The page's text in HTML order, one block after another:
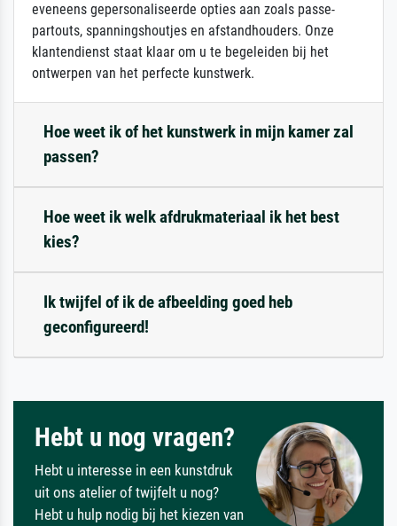
eveneens gepersonaliseerde opties aan zoals passe-
partouts, spanningshoutjes en afstandhouders. Onze
klantendienst staat klaar om u te begeleiden bij het
ontwerpen van het perfecte kunstwerk.
Hoe weet ik of het kunstwerk in mijn kamer zal
passen?
Hoe weet ik welk afdrukmateriaal ik het best
kies?
Ik twijfel of ik de afbeelding goed heb
geconfigureerd!
Hebt u nog vragen?
Hebt u interesse in een kunstdruk
uit ons atelier of twijfelt u nog?
Hebt u hulp nodig bij het kiezen van